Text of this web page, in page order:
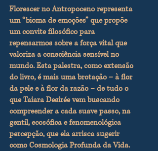
Florescer no Antropoceno representa
um “bioma de emoções” que propõe
um convite filosófico para
repensarmos sobre a força vital que
valoriza a consciência sensível no
mundo. Esta palestra, como extensão
do livro, é mais uma brotação – à flor
da pele e à flor da razão – de tudo o
que Taiara Desirée vem buscando
compreender a cada suave passo, na
gentil, ecosófica e fenomenológica
percepção, que ela arrisca sugerir
como Cosmologia Profunda da Vida.